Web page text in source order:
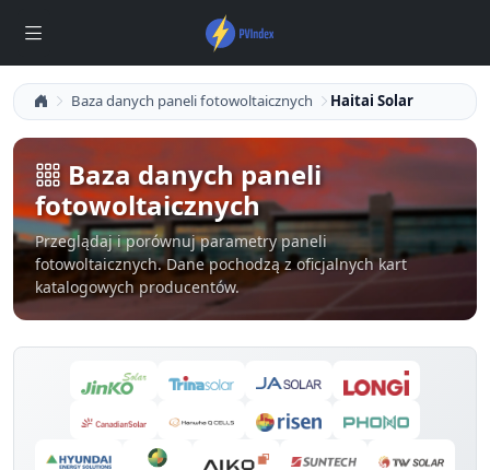
Baza danych paneli fotowoltaicznych Haitai Solar
Baza danych paneli
fotowoltaicznych
Przeglądaj i porównuj parametry paneli
fotowoltaicznych. Dane pochodzą z oficjalnych kart
katalogowych producentów.